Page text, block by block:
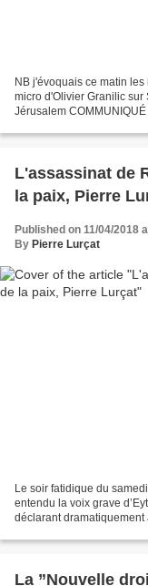
NB j'évoquais ce matin
micro d'Olivier Granilic sur
Jérusalem
L'assassinat de
la paix, Pierre
Published on 11/04/2018
By Pierre Lurçat
Le soir fatidique du
entendu la voix grave
déclarant dramatiquement
La ”Nouvelle